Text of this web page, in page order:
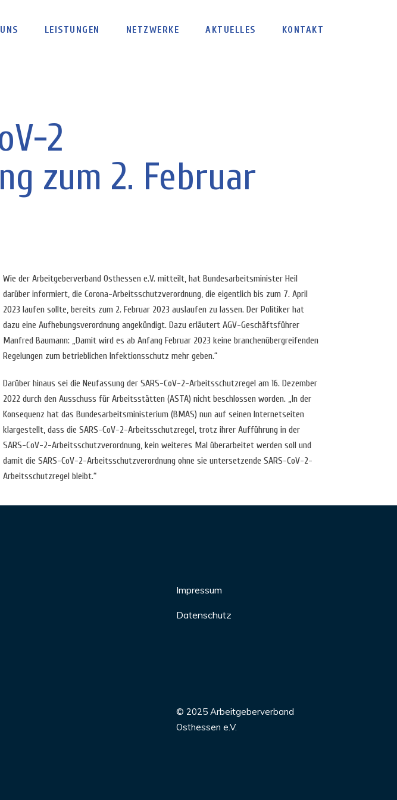
LEISTUNGEN NETZWERKE AKTUELLES KONTAKT
2
zum 2. Februar
Wie der Arbeitgeberverband Osthessen e.V. mitteilt, hat Bundesarbeitsminister Heil
darüber informiert, die Corona-Arbeitsschutzverordnung, die eigentlich bis zum 7. April
2023 laufen sollte, bereits zum 2. Februar 2023 auslaufen zu lassen. Der Politiker hat
dazu eine Aufhebungsverordnung angekündigt. Dazu erläutert AGV-Geschäftsführer
Manfred Baumann: „Damit wird es ab Anfang Februar 2023 keine branchenübergreifenden
Regelungen zum betrieblichen Infektionsschutz mehr geben.“
Darüber hinaus sei die Neufassung der SARS-CoV-2-Arbeitsschutzregel am 16. Dezember
2022 durch den Ausschuss für Arbeitsstätten (ASTA) nicht beschlossen worden. „In der
Konsequenz hat das Bundesarbeitsministerium (BMAS) nun auf seinen Internetseiten
klargestellt, dass die SARS-CoV-2-Arbeitsschutzregel, trotz ihrer Aufführung in der
SARS-CoV-2-Arbeitsschutzverordnung, kein weiteres Mal überarbeitet werden soll und
damit die SARS-CoV-2-Arbeitsschutzverordnung ohne sie untersetzende SARS-CoV-2-
Arbeitsschutzregel bleibt.“
Impressum
Datenschutz
© 2025 Arbeitgeberverband
Osthessen e.V.